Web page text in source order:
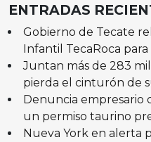
ENTRADAS
Gobierno de Tecate
Infantil TecaRoca
Juntan más de 283
pierda el cinturón de
Denuncia empresario
un permiso taurino
Nueva York en alerta